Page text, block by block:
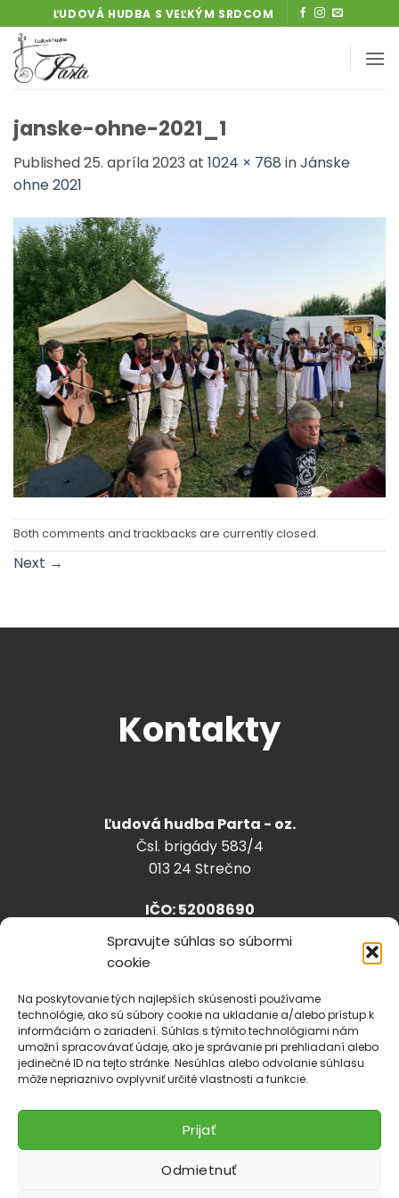
Spravujte súhlas so súbormi
cookie
Na poskytovanie tých najlepších skúseností používame
technológie, ako sú súbory cookie na ukladanie a/alebo prístup k
informáciám o zariadení. Súhlas s týmito technológiami nám
umožní spracovávať údaje, ako je správanie pri prehliadaní alebo
jedinečné ID na tejto stránke. Nesúhlas alebo odvolanie súhlasu
môže nepriaznivo ovplyvniť určité vlastnosti a funkcie.
Prijať
Odmietnuť
to
content
ĽUDOVÁ HUDBA S VEĽKÝM SRDCOM
janske-ohne-2021_1
Published25. apríla 2023 at 1024 × 768 inJánske
ohne 2021
Both comments and trackbacks are currently closed.
Next →
Kontakty
Ľudová hudba Parta - oz.
Čsl. brigády 583/4
013 24 Strečno
IČO: 52008690
+421918 530 888
Cookies